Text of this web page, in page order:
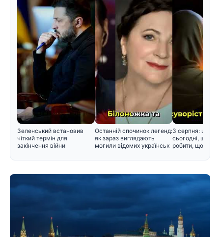
Зеленський встановив
чіткий термін для
закінчення війни
Останній спочинок легенд:
як зараз виглядають
могили відомих українськ
3 серпня:
сьогодні, що
робити, щоб не